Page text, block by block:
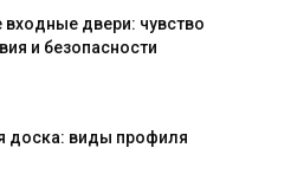
входные двери: чувство
и безопасности
доска: виды профиля